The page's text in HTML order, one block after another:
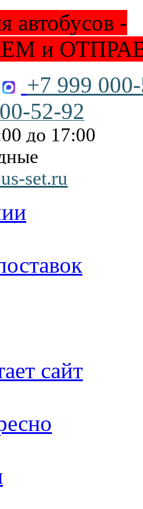
автобусов -
и
+7 999
52-92
до 17:00
set.ru
сайт